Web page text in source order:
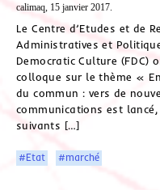
calimaq, 15 janvier 2017.
Le Centre d’Etudes et de
Administratives et
Democratic Culture (FDC)
colloque sur le thème «
du commun : vers de
communications est
suivants […]
#Etat #marché